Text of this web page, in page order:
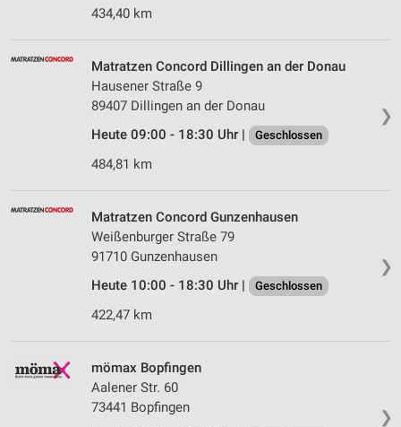
434,40 km
❯
Matratzen Concord Dillingen an der Donau
Hausener Straße 9
89407 Dillingen an der Donau
Heute 09:00 - 18:30 Uhr |
Geschlossen
484,81 km
❯
Matratzen Concord Gunzenhausen
Weißenburger Straße 79
91710 Gunzenhausen
Heute 10:00 - 18:30 Uhr |
Geschlossen
422,47 km
❯
mömax Bopfingen
Aalener Str. 60
73441 Bopfingen